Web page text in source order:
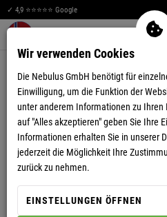
✓ 4,9 ⭐⭐⭐⭐⭐ Google
WINTERJACKE EXODUS
Wir verwenden Cookies
Die Nebulus GmbH benötigt für
Einwilligung, um die Funktion der
unter anderem Informationen zu
auf "Alles akzeptieren" geben Sie Ihre
Informationen erhalten Sie in unserer
jederzeit die Möglichkeit Ihre
zurück zu nehmen.
EINSTELLUNGEN ÖFFNEN